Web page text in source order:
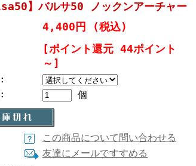
】バルサ50 ノックンアーチャー
4,400円 (税込)
[ポイント還元 44ポイント
～]
個
この商品について問い合わせる
友達にメールですすめる